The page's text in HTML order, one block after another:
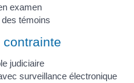
examen
témoins
judiciaire
surveillance électronique